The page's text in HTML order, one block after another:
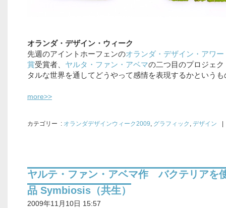
オランダ・デザイン・ウィーク
先週のアイントホーフェンのオランダ・デザイン・アワー
賞受賞者、 ヤルタ・ファン・アベマの二つ目のプロジェ
タルな世界を通してどうやって感情を表現するかというも
more>>
カテゴリー : オランダデザインウィーク2009, グラフィック , デザイン
ヤルテ・ファン・アベマ作 バクテリアを
品 Symbiosis（共生）
2009年11月10日 15:57